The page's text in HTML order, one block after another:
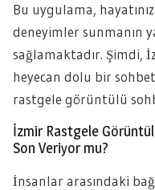
Bu uygulama,
deneyimler sunmanın
sağlamaktadır. Şimdi,
heyecan dolu bir
rastgele görüntülü
İzmir Rastgele
Son Veriyor mu?
İnsanlar arasındaki